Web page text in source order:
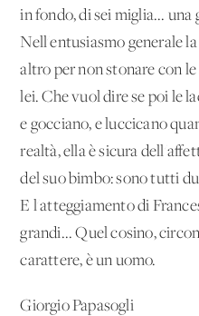
in fondo, di sei miglia... una
Nell'entusiasmo generale
altro per non stonare con
lei. Che vuol dire se poi le
e gocciano, e luccicano
realtà, ella è sicura
del suo bimbo: sono tutti
E l'atteggiamento di
grandi... Quel cosino,
carattere, è un uomo.
Giorgio Papasogli